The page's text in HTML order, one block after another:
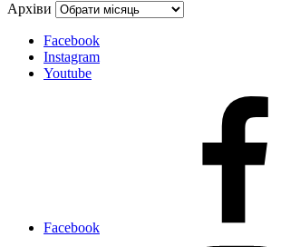
Архіви
Facebook
Instagram
Youtube
Facebook